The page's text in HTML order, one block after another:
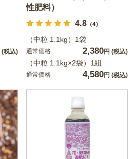
(税込)
性肥料）
4.8（4）
（中粒 1.1kg）1袋
通常価格 2,380円 (税込)
（中粒 1.1kg×2袋）1組
通常価格 4,580円 (税込)